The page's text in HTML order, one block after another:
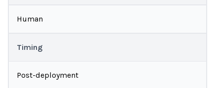
Human
Timing
Post-deployment